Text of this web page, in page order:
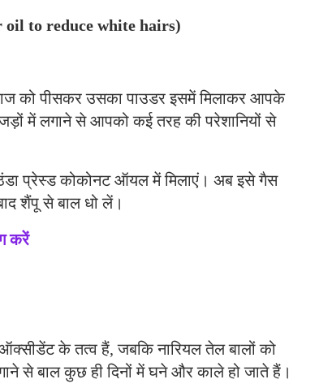
oil to reduce white hairs)
को पीसकर उसका पाउडर इसमें मिलाकर आपके
में लगाने से आपको कई तरह की परेशानियों से
प्रेस्ड कोकोनट ऑयल में मिलाएं। अब इसे गैस
शैंपू से बाल धो लें।
करें
के तत्व हैं, जबकि नारियल तेल बालों को
से बाल कुछ ही दिनों में घने और काले हो जाते हैं।